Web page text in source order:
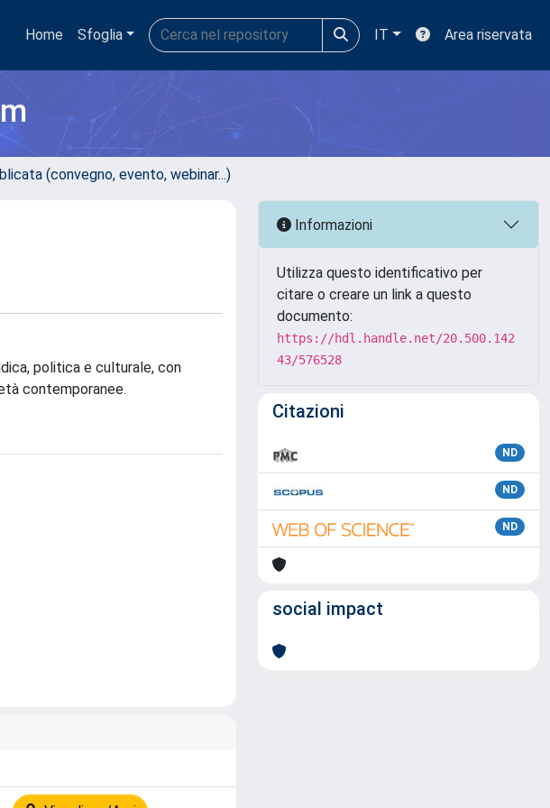
Home Sfoglia IT Area riservata
(convegno, evento, webinar...)
politica e culturale, con
contemporanee.
Informazioni
Utilizza questo identificativo per
citare o creare un link a questo
documento:
https://hdl.handle.net/20.500.142
43/576528
Citazioni
ND
ND
ND
social impact